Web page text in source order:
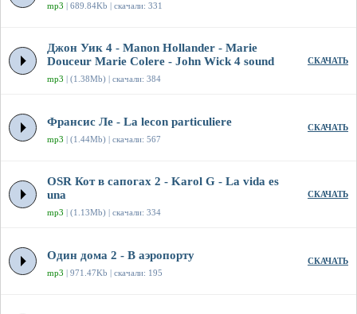
mp3 | 689.84Kb | скачали: 331
Джон Уик 4 - Manon Hollander - Marie
Douceur Marie Colere - John Wick 4 sound
mp3 | (1.38Mb) | скачали: 384
СКАЧАТЬ
Франсис Ле - La lecon particuliere
mp3 | (1.44Mb) | скачали: 567
СКАЧАТЬ
OSR Кот в сапогах 2 - Karol G - La vida es
una
mp3 | (1.13Mb) | скачали: 334
СКАЧАТЬ
Один дома 2 - В аэропорту
mp3 | 971.47Kb | скачали: 195
СКАЧАТЬ